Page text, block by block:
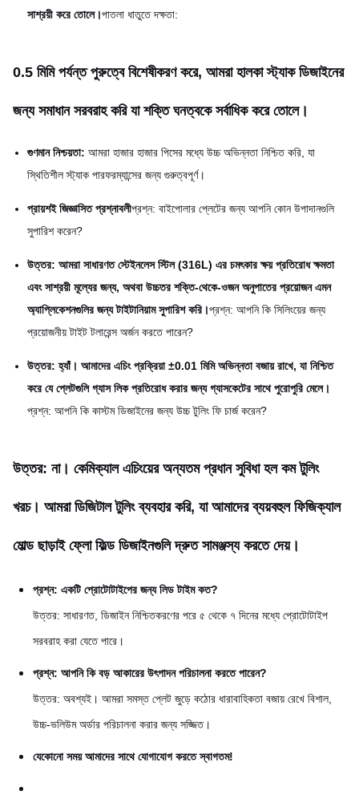
সাশ্রয়ী করে তোলে।পাতলা ধাতুতে দক্ষতা:
0.5 মিমি পর্যন্ত পুরুত্বে বিশেষীকরণ করে, আমরা হালকা স্ট্যাক ডিজাইনের
জন্য সমাধান সরবরাহ করি যা শক্তি ঘনত্বকে সর্বাধিক করে তোলে।
গুণমান নিশ্চয়তা: আমরা হাজার হাজার পিসের মধ্যে উচ্চ অভিন্নতা নিশ্চিত করি, যা
স্থিতিশীল স্ট্যাক পারফরম্যান্সের জন্য গুরুত্বপূর্ণ।
প্রায়শই জিজ্ঞাসিত প্রশ্নাবলীপ্রশ্ন: বাইপোলার প্লেটের জন্য আপনি কোন উপাদানগুলি
সুপারিশ করেন?
উত্তর: আমরা সাধারণত স্টেইনলেস স্টিল (316L) এর চমৎকার ক্ষয় প্রতিরোধ ক্ষমতা
এবং সাশ্রয়ী মূল্যের জন্য, অথবা উচ্চতর শক্তি-থেকে-ওজন অনুপাতের প্রয়োজন এমন
অ্যাপ্লিকেশনগুলির জন্য টাইটানিয়াম সুপারিশ করি।প্রশ্ন: আপনি কি সিলিংয়ের জন্য
প্রয়োজনীয় টাইট টলারেন্স অর্জন করতে পারেন?
উত্তর: হ্যাঁ। আমাদের এচিং প্রক্রিয়া ±0.01 মিমি অভিন্নতা বজায় রাখে, যা নিশ্চিত
করে যে প্লেটগুলি গ্যাস লিক প্রতিরোধ করার জন্য গ্যাসকেটের সাথে পুরোপুরি মেলে।
প্রশ্ন: আপনি কি কাস্টম ডিজাইনের জন্য উচ্চ টুলিং ফি চার্জ করেন?
উত্তর: না। কেমিক্যাল এচিংয়ের অন্যতম প্রধান সুবিধা হল কম টুলিং
খরচ। আমরা ডিজিটাল টুলিং ব্যবহার করি, যা আমাদের ব্যয়বহুল ফিজিক্যাল
মোল্ড ছাড়াই ফ্লো ফিল্ড ডিজাইনগুলি দ্রুত সামঞ্জস্য করতে দেয়।
প্রশ্ন: একটি প্রোটোটাইপের জন্য লিড টাইম কত?
উত্তর: সাধারণত, ডিজাইন নিশ্চিতকরণের পরে ৫ থেকে ৭ দিনের মধ্যে প্রোটোটাইপ
সরবরাহ করা যেতে পারে।
প্রশ্ন: আপনি কি বড় আকারের উৎপাদন পরিচালনা করতে পারেন?
উত্তর: অবশ্যই। আমরা সমস্ত প্লেট জুড়ে কঠোর ধারাবাহিকতা বজায় রেখে বিশাল,
উচ্চ-ভলিউম অর্ডার পরিচালনা করার জন্য সজ্জিত।
যেকোনো সময় আমাদের সাথে যোগাযোগ করতে স্বাগতম!